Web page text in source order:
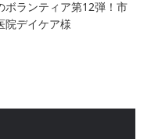
ボランティア第12弾！市
院デイケア様